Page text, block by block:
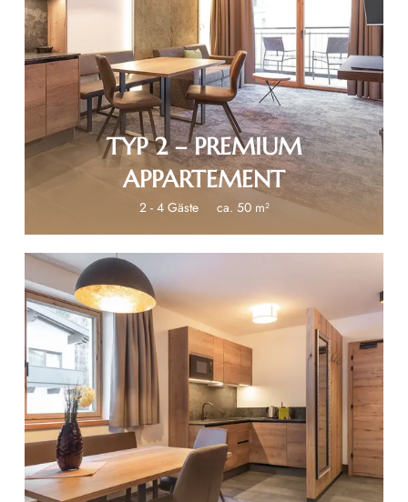
€ 150
TYP 2 – PREMIUM
APPARTEMENT
2 - 4 Gäste ca. 50 m²
€ 240